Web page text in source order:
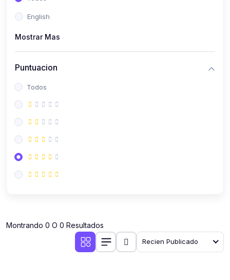
Derecho y Legislación
Emprendedores
English
Mostrar Mas
Puntuacion
Todos
Montrando 0 O 0 Resultados
Recien Publicado